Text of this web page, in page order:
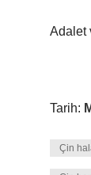
Adalet
Tarih:
Çin